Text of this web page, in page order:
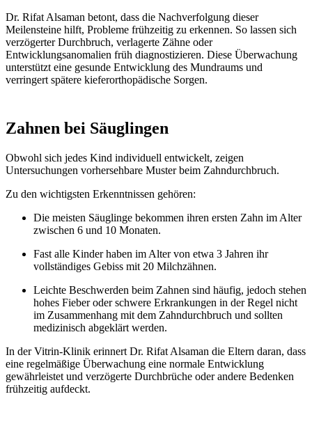
Dr. Rifat Alsaman betont, dass die Nachverfolgung dieser
Meilensteine hilft, Probleme frühzeitig zu erkennen. So lassen sich
verzögerter Durchbruch, verlagerte Zähne oder
Entwicklungsanomalien früh diagnostizieren. Diese Überwachung
unterstützt eine gesunde Entwicklung des Mundraums und
verringert spätere kieferorthopädische Sorgen.
Zahnen bei Säuglingen
Obwohl sich jedes Kind individuell entwickelt, zeigen
Untersuchungen vorhersehbare Muster beim Zahndurchbruch.
Zu den wichtigsten Erkenntnissen gehören:
Die meisten Säuglinge bekommen ihren ersten Zahn im Alter
zwischen 6 und 10 Monaten.
Fast alle Kinder haben im Alter von etwa 3 Jahren ihr
vollständiges Gebiss mit 20 Milchzähnen.
Leichte Beschwerden beim Zahnen sind häufig, jedoch stehen
hohes Fieber oder schwere Erkrankungen in der Regel nicht
im Zusammenhang mit dem Zahndurchbruch und sollten
medizinisch abgeklärt werden.
In der Vitrin-Klinik erinnert Dr. Rifat Alsaman die Eltern daran, dass
eine regelmäßige Überwachung eine normale Entwicklung
gewährleistet und verzögerte Durchbrüche oder andere Bedenken
frühzeitig aufdeckt.